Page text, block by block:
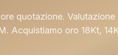
ROLEX DA
INVESTIMENTO
quotazione.
Acquistiamo oro 18Kt,